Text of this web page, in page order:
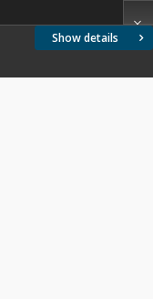
Show details